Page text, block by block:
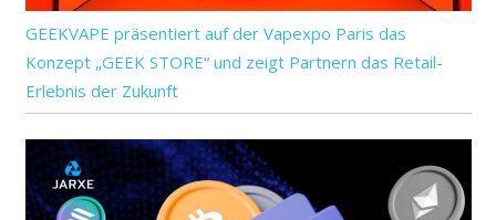
GEEKVAPE präsentiert auf der Vapexpo Paris das
Konzept „GEEK STORE“ und zeigt Partnern das Retail-
Erlebnis der Zukunft